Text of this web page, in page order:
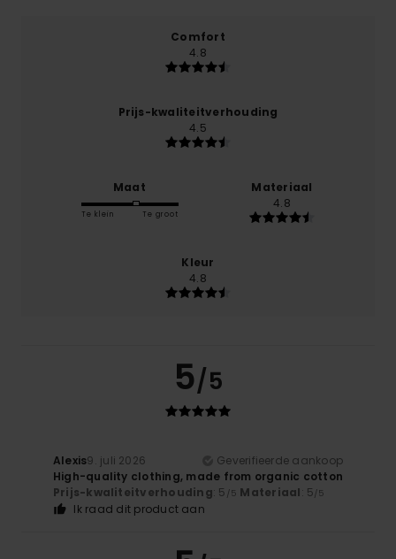
Comfort
4.8
Prijs-kwaliteitverhouding
4.5
Maat
Te klein Te groot
Materiaal
4.8
Kleur
4.8
5/5
Alexis9. juli 2026
Geverifieerde aankoop
High-quality clothing, made from organic cotton
Prijs-kwaliteitverhouding: 5 /5 Materiaal: 5/5
Ik raad dit product aan